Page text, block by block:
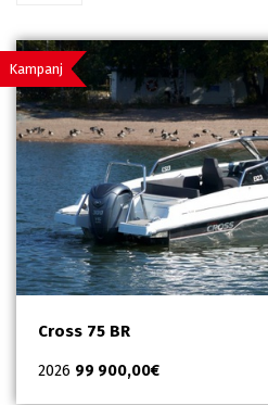
Kampanj
Cross 75 BR
2026 99 900,00€